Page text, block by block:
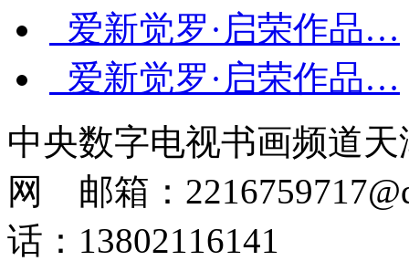
爱新觉罗·启荣作品…
爱新觉罗·启荣作品…
中央数字电视书画频道
网 邮箱：
话：13802116141